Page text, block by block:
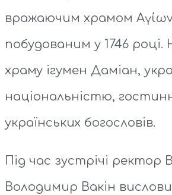
вражаючим храмом
побудованим у 1746
храму ігумен Даміан,
національністю,
українських богословів.
Під час зустрічі
Володимир Вакін